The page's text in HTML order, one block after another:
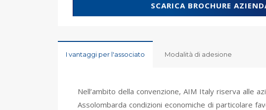
SCARICA BROCHURE
I vantaggi per l'associato Modalità di adesione
Nell’ambito della convenzione, AIM Italy riserva alle
Assolombarda condizioni economiche di particolare